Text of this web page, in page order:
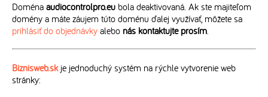
Doména audiocontrolpro.eu bola deaktivovaná. Ak ste majiteľom
domény a máte záujem túto doménu ďalej využívať, môžete sa
prihlásiť do objednávky alebo nás kontaktujte prosím.
Biznisweb.skje jednoduchý systém na rýchle vytvorenie web
stránky: